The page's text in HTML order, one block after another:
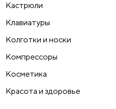
Кастрюли
Клавиатуры
Колготки и носки
Компрессоры
Косметика
Красота и здоровье